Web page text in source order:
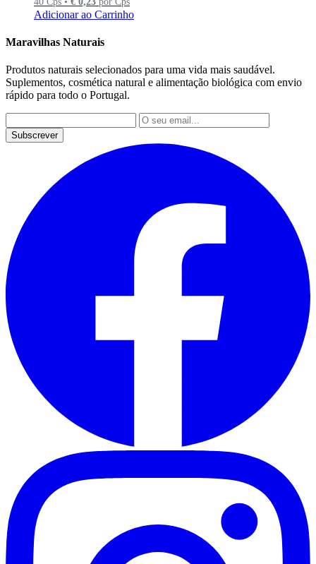
Adicionar ao Carrinho
Maravilhas Naturais
Produtos naturais selecionados para uma vida mais saudável.
Suplementos, cosmética natural e alimentação biológica com envio
rápido para todo o Portugal.
Subscrever